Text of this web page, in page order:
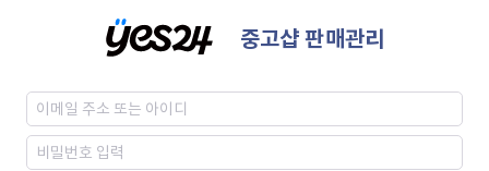
중고샵 판매관리